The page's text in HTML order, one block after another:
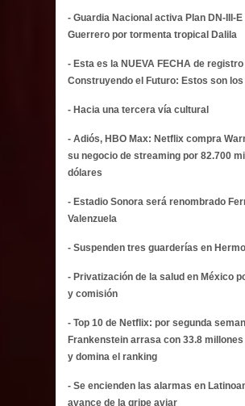
- Guardia Nacional activa Plan DN-III-
Guerrero por tormenta tropical Dalila
- Esta es la NUEVA FECHA de
Construyendo el Futuro: Estos son
- Hacia una tercera vía cultural
- Adiós, HBO Max: Netflix compra
su negocio de streaming por 82.700
dólares
- Estadio Sonora será renombrado
Valenzuela
- Suspenden tres guarderías en
- Privatización de la salud en México
y comisión
- Top 10 de Netflix: por segunda
Frankenstein arrasa con 33.8
y domina el ranking
- Se encienden las alarmas en
avance de la gripe aviar